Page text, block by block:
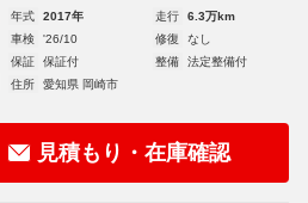
年式 2017年 走行
6.3万km
車検
'26/10 修復
なし
保証
保証付 整備
法定整備付
住所
愛知県 岡崎市
見積もり・在庫確認